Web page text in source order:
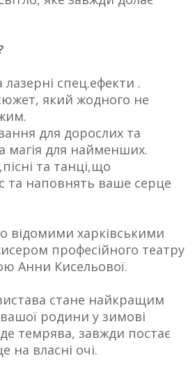
лазерні спец.ефекти .
який жодного не
для дорослих та
магія для найменших.
та танці,що
та наповнять ваше серце
відомими харківськими
професійного театру
Анни Кисельової.
стане найкращим
родини у зимові
темрява, завжди постає
на власні очі.